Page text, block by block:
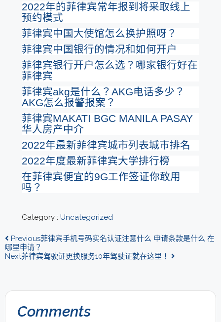
2022年的菲律宾常年报到将采取线上
预约模式
菲律宾中国大使馆怎么换护照呀？
菲律宾中国银行的情况和如何开户
菲律宾银行开户怎么选？哪家银行好在
菲律宾
菲律宾akg是什么？AKG电话多少？
AKG怎么报警报案？
菲律宾MAKATI BGC MANILA PASAY
华人房产中介
2022年最新菲律宾城市列表城市排名
2022年度最新菲律宾大学排行榜
在菲律宾便宜的9G工作签证你敢用
吗？
Category : Uncategorized
Previous菲律宾手机号码实名认证注意什么 申请条款是什么 在
哪里申请？
Next菲律宾驾驶证更换服务10年驾驶证就在这里！
Comments